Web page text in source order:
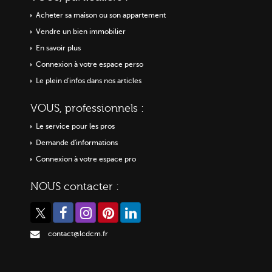
Acheter sa maison ou son appartement
Vendre un bien immobilier
En savoir plus
Connexion à votre espace perso
Le plein d'infos dans nos articles
VOUS, professionnels :
Le service pour les pros
Demande d'informations
Connexion à votre espace pro
NOUS contacter :
contact@lcdcm.fr